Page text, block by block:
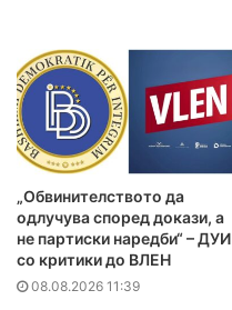
„Обвинителството да
одлучува според докази, а
не партиски наредби“ – ДУИ
со критики до ВЛЕН
08.08.2026 11:39